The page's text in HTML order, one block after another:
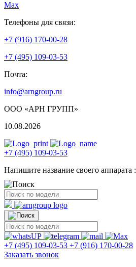
Max
Телефоны для связи:
+7 (916) 170-00-28
+7 (495) 109-03-53
Почта:
info@arngroup.ru
ООО «АРН ГРУПП»
10.08.2026
+7 (495) 109-03-53
Напишите название своего аппарата :
+7 (495) 109-03-53 +7 (916) 170-00-28
Заказать звонок